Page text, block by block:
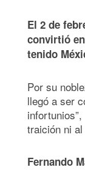
El 2 de
convirtió
tenido
Por su
llegó a ser
traición ni
Fernando